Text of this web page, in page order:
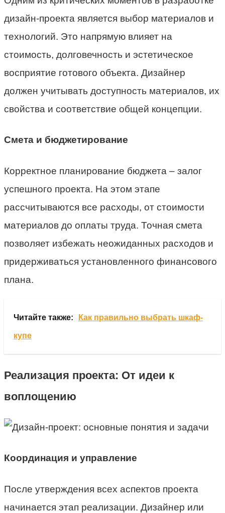
дизайн-проекта является выбор материалов и
технологий. Это напрямую влияет на
стоимость, долговечность и эстетическое
восприятие готового объекта. Дизайнер
должен учитывать доступность материалов, их
свойства и соответствие общей концепции.
Смета и бюджетирование
Корректное планирование бюджета – залог
успешного проекта. На этом этапе
рассчитываются все расходы, от стоимости
материалов до оплаты труда. Точная смета
позволяет избежать неожиданных расходов и
придерживаться установленного финансового
плана.
Читайте также: Как правильно выбрать шкаф-
купе
Реализация проекта: От идеи к
воплощению
Координация и управление
После утверждения всех аспектов проекта
начинается этап реализации. Дизайнер или